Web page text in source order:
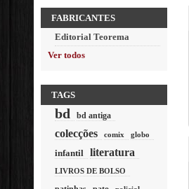
FABRICANTES
Editorial Teorema
Ver todos
TAGS
bd bd antiga
colecções comix globo
infantil literatura
LIVROS DE BOLSO